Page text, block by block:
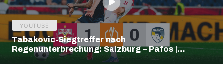
YOUTUBE
Tabakovic-Siegtreffer nach
Regenunterbrechung: Salzburg – Pafos |
Highlights | Europa League Q3